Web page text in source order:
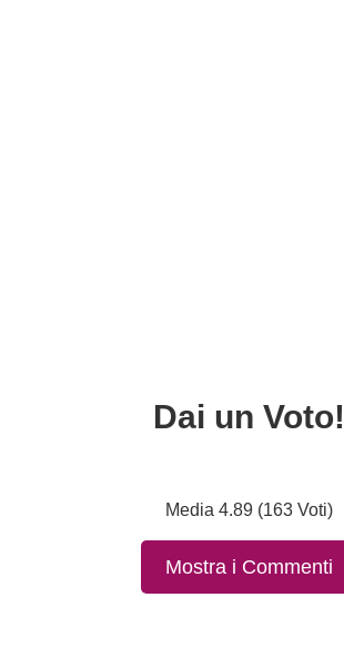
Dai un Voto!
Media 4.89 (163 Voti)
Mostra i Commenti